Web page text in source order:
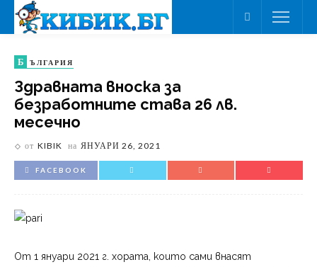
Б ЪЛГАРИЯ
Здравната вноска за
безработните става 26 лв.
месечно
от KIBIK на ЯНУАРИ 26, 2021
FACEBOOK
От 1 януари 2021 г. хората, които сами внасят